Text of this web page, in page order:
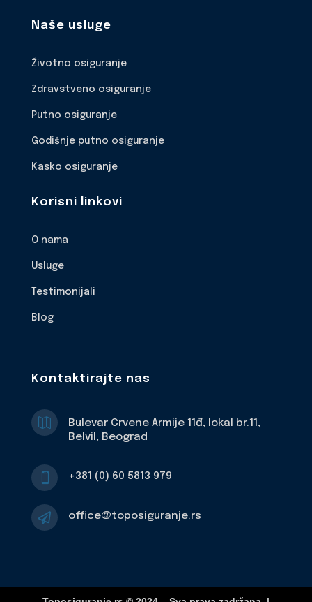
Naše usluge
Životno osiguranje
Zdravstveno osiguranje
Putno osiguranje
Godišnje putno osiguranje
Kasko osiguranje
Korisni linkovi
O nama
Usluge
Testimonijali
Blog
Kontaktirajte nas

Bulevar Crvene Armije 11đ, lokal br.11,
Belvil, Beograd
 +381 (0) 60 5813 979
 office@toposiguranje.rs